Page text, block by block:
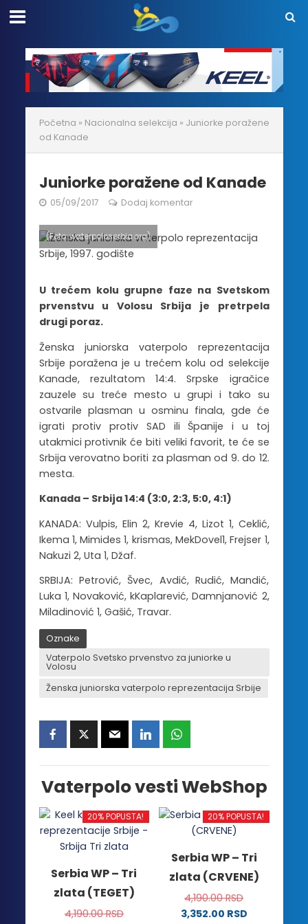
Početna » Nacionalna selekcija » Juniorke poražene
od Kanade
Juniorke poražene od Kanade
05/09/2017 Dodaj komentar
(Foto: waterpoloserbia.org)
U trećem kolu grupne faze na Svetskom
prvenstvu u Volosu Srbija je pretrpela
drugi poraz.
Ženska juniorska vaterpolo reprezentacija
Srbije poražena je u trećem kolu od selekcije
Kanade, rezultatom 14:4. Srpske igračice
zauzele su treće mesto u grupi i tako su
ostvarile plasman u osminu finala, gde će
igrati protiv protiv SAD ili Španije i u toj
utakmici protivnik će biti veliki favorit, te će se
Srbija verovatno boriti za plasman od 9. do 12.
mesta.
Kanada – Srbija 14:4 (3:0, 2:3, 5:0, 4:1)
KANADA: Vulpis, Elin 2, Krevie 4, Lizot 1, Ceklić,
Ikema 1, Mimides 1, krismas, MekDovel1, Frejser 1,
Nakuzi 2, Uta 1, Džaf.
SRBIJA: Petrović, Švec, Avdić, Rudić, Mandić,
Luka 1, Novaković, kKaplarević, Damnjanović 2,
Miladinović 1, Gašić, Travar.
Oznake
Vaterpolo Svetsko prvenstvo za juniorke u
Volosu
Ženska juniorska vaterpolo reprezentacija Srbije
Vaterpolo vesti WebShop
20% POPUSTA!
Serbia WP – Tri
zlata (TEGET)
4,190.00RSD
20% POPUSTA!
Serbia WP – Tri
zlata (CRVENE)
4,190.00RSD
3,352.00 RSD